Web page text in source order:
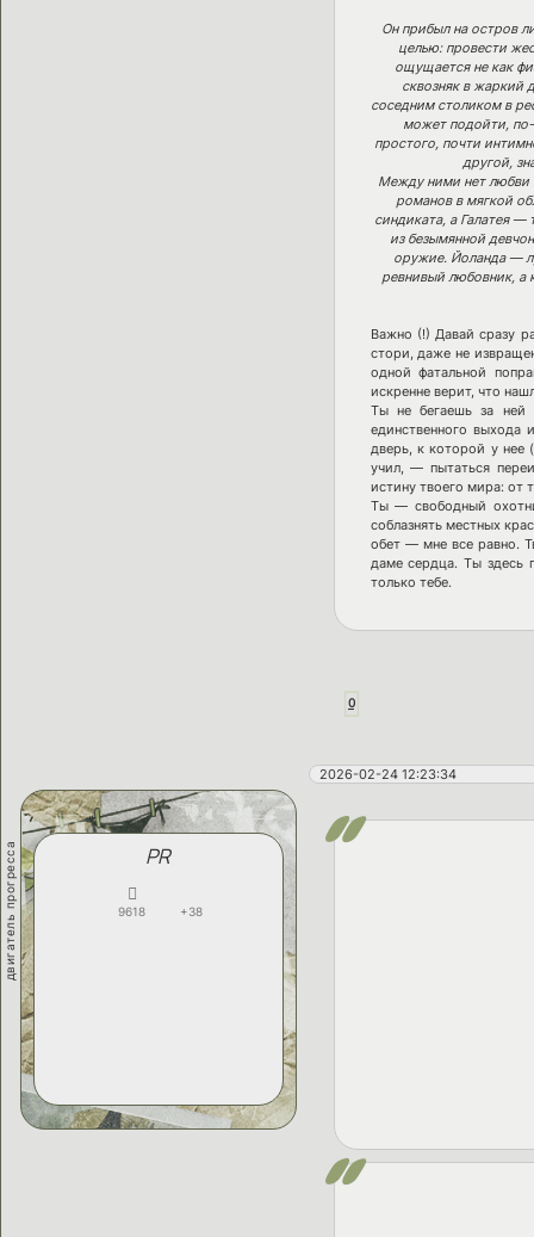
Он прибыл на остров
целью: провести
ощущается не как
сквозняк в жаркий
соседним столиком в
может подойти, по-
простого, почти
другой,
Между ними нет любви
романов в мягкой
синдиката, а Галатея
из безымянной
оружие. Йоланда —
ревнивый любовник, а
Важно (!) Давай сразу
стори, даже не
одной фатальной
искренне верит, что
Ты не бегаешь за
единственного выхода
дверь, к которой у нее
учил, — пытаться
истину твоего мира: от
Ты — свободный
соблазнять местных
обет — мне все равно.
даме сердца. Ты здесь
только тебе.
0
2026-02-24 12:23:34
двигатель прогресса PR
9618 +38